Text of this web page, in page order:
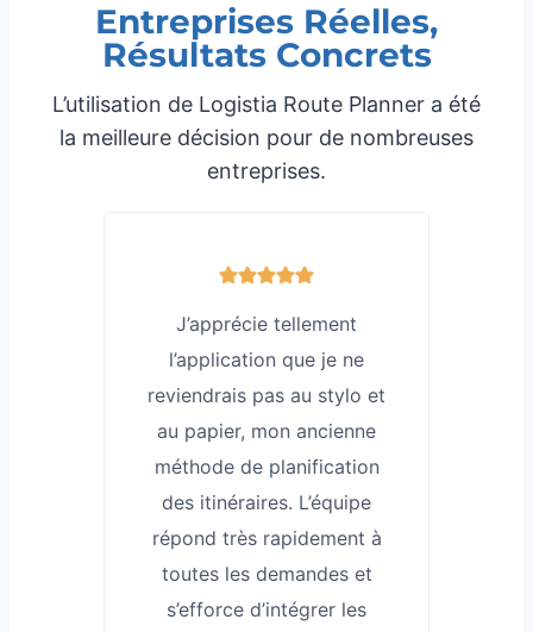
Entreprises Réelles,
Résultats Concrets
L’utilisation de Logistia Route Planner a été
la meilleure décision pour de nombreuses
entreprises.
J’apprécie tellement
l’application que je ne
reviendrais pas au stylo et
au papier, mon ancienne
méthode de planification
des itinéraires. L’équipe
répond très rapidement à
toutes les demandes et
s’efforce d’intégrer les